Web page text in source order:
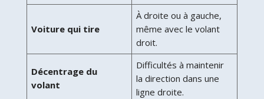
Voiture qui tire
À droite ou à gauche,
même avec le volant
droit.
Décentrage du
volant
Difficultés à maintenir
la direction dans une
ligne droite.